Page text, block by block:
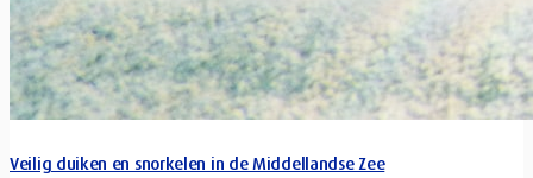
Veilig duiken en snorkelen in de Middellandse Zee